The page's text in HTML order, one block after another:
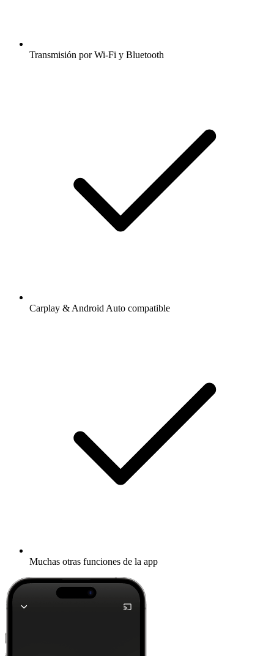
Transmisión por Wi-Fi y Bluetooth
Carplay & Android Auto compatible
Muchas otras funciones de la app